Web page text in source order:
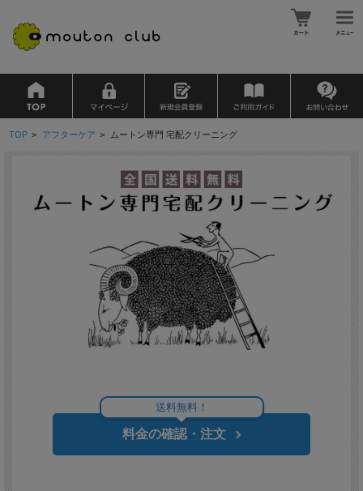
TOP > アフターケア > ムートン専門 宅配クリーニング
送料無料！
料金の確認・注文